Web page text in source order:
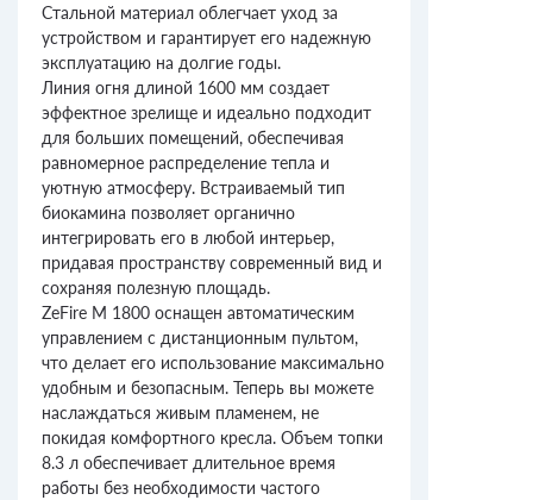
Стальной материал облегчает уход за
устройством и гарантирует его надежную
эксплуатацию на долгие годы.
Линия огня длиной 1600 мм создает
эффектное зрелище и идеально подходит
для больших помещений, обеспечивая
равномерное распределение тепла и
уютную атмосферу. Встраиваемый тип
биокамина позволяет органично
интегрировать его в любой интерьер,
придавая пространству современный вид и
сохраняя полезную площадь.
ZeFire М 1800 оснащен автоматическим
управлением с дистанционным пультом,
что делает его использование максимально
удобным и безопасным. Теперь вы можете
наслаждаться живым пламенем, не
покидая комфортного кресла. Объем топки
8.3 л обеспечивает длительное время
работы без необходимости частого